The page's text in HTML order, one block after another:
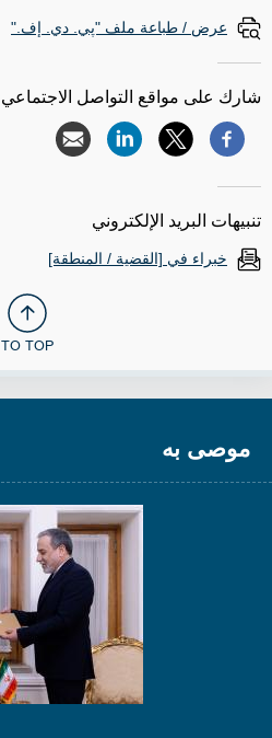
عرض / طباعة ملف "پي. دي. إف."
شارك على مواقع التواصل الاجتماعي
تنبيهات البريد الإلكتروني
خبراء في [القضية / المنطقة]
TO TOP
موصى به